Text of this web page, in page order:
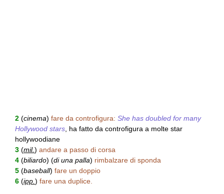
2 (cinema) fare da controfigura: She has doubled for many
Hollywood stars , ha fatto da controfigura a molte star
hollywoodiane
3 (mil.) andare a passo di corsa
4 (biliardo) (di una palla) rimbalzare di sponda
5 (baseball) fare un doppio
6 (ipp. ) fare una duplice.